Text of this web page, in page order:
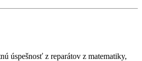
z reparátov z matematiky,